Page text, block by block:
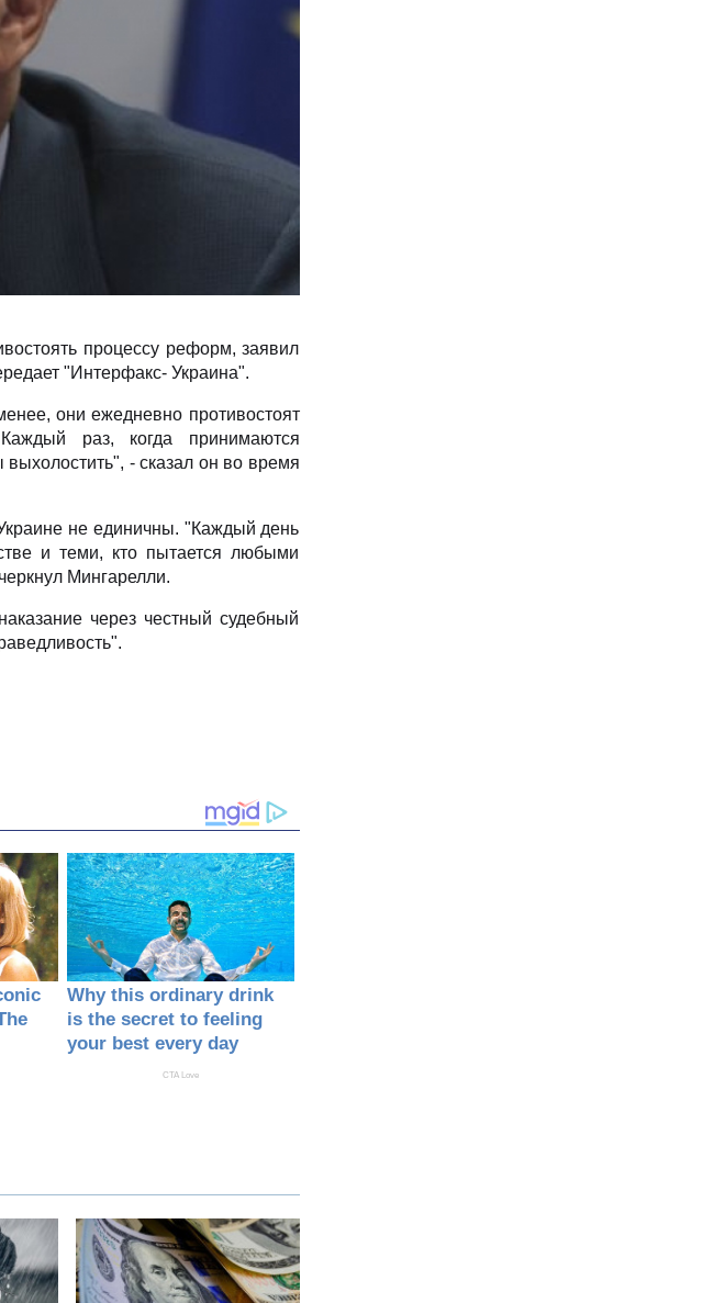
процессу реформ, заявил
"Интерфакс- Украина".
они ежедневно противостоят
раз, когда принимаются
- сказал он во время
не единичны. "Каждый день
и теми, кто пытается любыми
Мингарелли.
через честный судебный